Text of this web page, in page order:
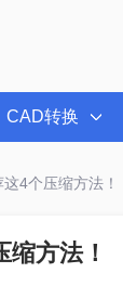
CAD转换
4个压缩方法！
方法！